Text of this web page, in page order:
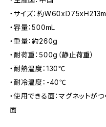
・サイズ：約
・容量：500mL
・重量：約260g
・耐荷重：500g（静止荷重）
・耐熱温度：130℃
・耐冷温度：-40℃
・使用できる面：マグネットが
面